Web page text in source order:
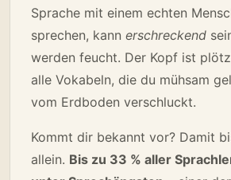
Sprache mit einem echten
sprechen, kann erschreckend
werden feucht. Der Kopf ist
alle Vokabeln, die du mühsam
vom Erdboden verschluckt.
Kommt dir bekannt vor? Damit
allein. Bis zu 33 % aller